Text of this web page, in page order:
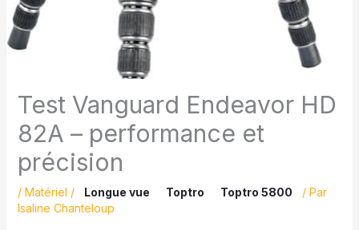
Test Vanguard Endeavor HD
82A – performance et
précision
/ Matériel / Longue vue Toptro Toptro 5800
/ Par
Isaline Chanteloup